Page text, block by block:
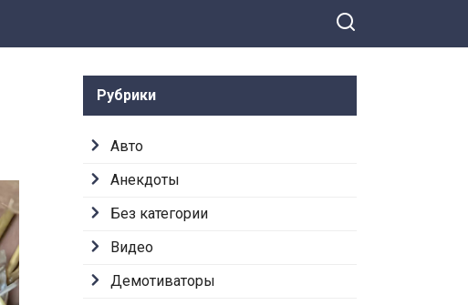
Рубрики
Авто
Анекдоты
Без категории
Видео
Демотиваторы